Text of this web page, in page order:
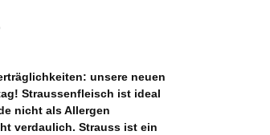
unsere neuen
Straussenfleisch ist ideal
nicht als Allergen
verdaulich. Strauss ist ein